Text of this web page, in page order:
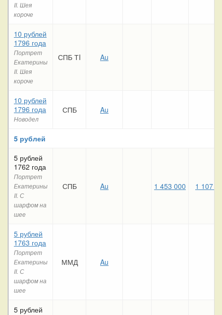
II. Шея
короче
10 рублей
1796 года
Портрет
Екатерины
II. Шея
короче
СПБ ТI Au
10 рублей
1796 года
Новодел
СПБ Au
5 рублей
5 рублей
1762 года
Портрет
Екатерины
II. С
шарфом на
шее
СПБ Au 1 453 000 1 107
5 рублей
1763 года
Портрет
Екатерины
II. С
шарфом на
шее
ММД Au
5 рублей